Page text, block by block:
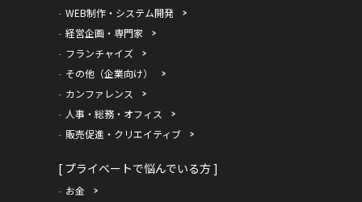
WEB制作・システム開発
経営企画・専門家
フランチャイズ
その他（企業向け）
カンファレンス
人事・総務・オフィス
販売促進・クリエイティブ
[ プライベートで悩んでいる方 ]
お金